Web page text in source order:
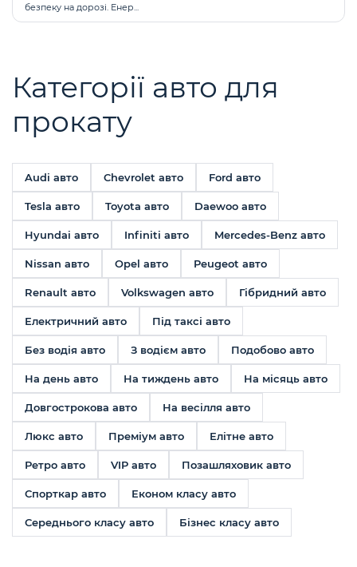
безпеку на дорозі. Енер...
Категорії авто для
прокату
Audi авто Chevrolet авто Ford авто
Tesla авто Toyota авто Daewoo авто
Hyundai авто Infiniti авто Mercedes-Benz авто
Nissan авто Opel авто Peugeot авто
Renault авто Volkswagen авто Гібридний авто
Електричний авто Під таксі авто
Без водія авто З водієм авто Подобово авто
На день авто На тиждень авто На місяць авто
Довгострокова авто На весілля авто
Люкс авто Преміум авто Елітне авто
Ретро авто VIP авто Позашляховик авто
Спорткар авто Економ класу авто
Середнього класу авто Бізнес класу авто